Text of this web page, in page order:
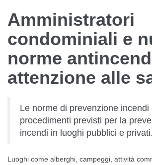
Amministratori
condominiali e
norme
attenzione alle
Le norme di prevenzione incendi
procedimenti previsti per la
incendi in luoghi pubblici e privati.
Luoghi come alberghi, campeggi, attività